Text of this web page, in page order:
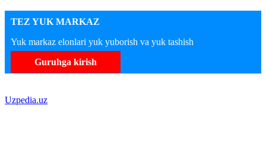
TEZ YUK MARKAZ
Yuk markaz elonlari yuk yuborish va yuk tashish
Guruhga kirish
Uzpedia.uz